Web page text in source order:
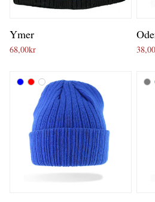
Ymer
68,00kr 38,00